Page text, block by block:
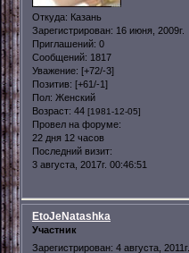
Откуда: Казань
Зарегистрирован: 16 июня, 2009г.
Приглашений: 0
Сообщений: 1817
Уважение: [+72/-3]
Позитив: [+61/-1]
Пол: Женский
Возраст: 44 [1981-12-05]
Провел на форуме:
22 дня 12 часов
Последний визит:
3 августа, 2017г. 00:46:51
EtoJeNatashka
Участник
Зарегистрирован: 4 августа, 2011г.